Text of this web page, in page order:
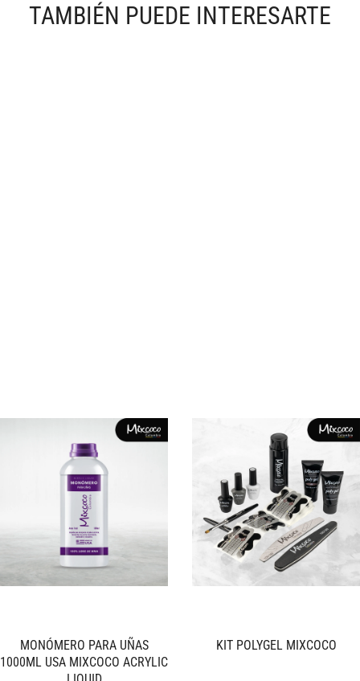
TAMBIÉN PUEDE INTERESARTE
MONÓMERO PARA UÑAS
1000ML USA MIXCOCO ACRYLIC
KIT POLYGEL MIXCOCO